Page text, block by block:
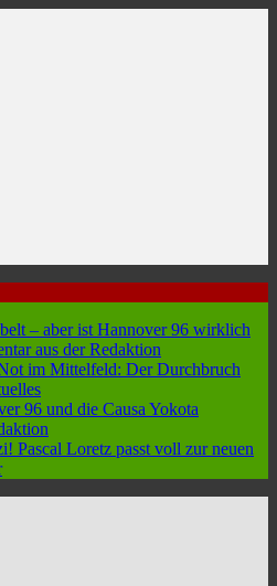
– aber ist Hannover 96 wirklich
aus der Redaktion
im Mittelfeld: Der Durchbruch
96 und die Causa Yokota
Pascal Loretz passt voll zur neuen